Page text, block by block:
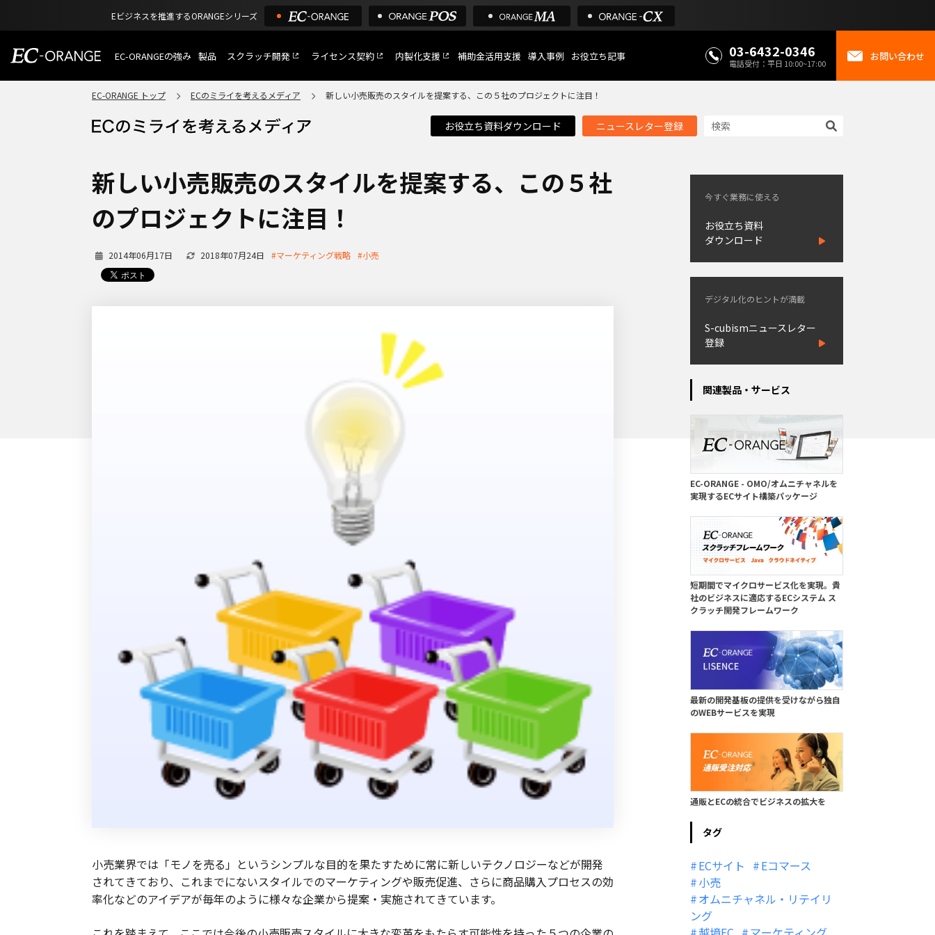
Eビジネスを推進するORANGEシリーズ
EC-ORANGEの強み
選ばれる理由
ECサイトのリプレイス
機能一覧
外部サービス連携
インフラ環境・サポート
製品
特長
ショッピングモール型 EC
通販受注対応
ECと通販の連動を可能に
EC運用支援
継続的に結果を出し続けるECサイトへ
スクラッチ開発 ライセンス契約 内製化支援 補助金活用支援 導入事例 お役立ち記事 03-6432-0346
電話受付：平日 10:00~17:00
お問い合わせ
EC-ORANGE トップ ECのミライを考えるメディア 新しい小売販売のスタイルを提案する、この５社のプロジェクトに注目！
お役立ち資料ダウンロード ニュースレター登録
新しい小売販売のスタイルを提案する、この５社
のプロジェクトに注目！
2014年06月17日 2018年07月24日 #マーケティング戦略 #小売
小売業界では「モノを売る」というシンプルな目的を果たすために常に新しいテクノロジーなどが開発
されてきており、 これまでにないスタイルでのマーケティングや販売促進、さらに商品購入プロセスの効
率化などのアイデアが毎年のように様々な企業から提案・実施されてきています。
今すぐ業務に使える
お役立ち資料
ダウンロード
デジタル化のヒントが満載
S-cubismニュースレター
登録
関連製品・サービス
EC-ORANGE - OMO/オムニチャネルを
実現するECサイト構築パッケージ
短期間でマイクロサービス化を実現。貴
社のビジネスに適応するECシステム ス
クラッチ開発フレームワーク
最新の開発基板の提供を受けながら独自
のWEBサービスを実現
通販とECの統合でビジネスの拡大を
タグ
ECサイト
Eコマース
小売
オムニチャネル・リテイリ
ング